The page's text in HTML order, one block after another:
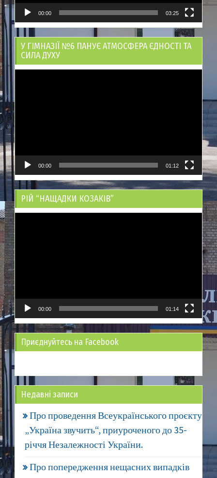
00:00 03:25
У ГІМНАЗІЇ №6 ПАНУЄ АТМОСФЕРА ЄДНОСТІ ТА
СИЛА ДУХУ
00:00 01:12
РІЙ “НАЩАДКИ КОЗАКІВ”
00:00 01:14
Приєднуйтесь на Facebook
Недавні записи
Про проведення Всеукраїнського проєкту
„Україна звучить“, приуроченого до 35-
річчя Незалежності України.
Про попередження нещасних випадків